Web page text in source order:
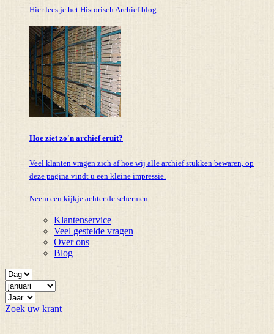
Hier lees je het Historisch Archief blog...
Hoe ziet zo'n archief eruit?
Veel klanten vragen zich af hoe wij alle archief stukken bewaren, op
deze pagina vindt u een kleine impressie.
Neem een kijkje achter de schermen...
Klantenservice
Veel gestelde vragen
Over ons
Blog
Zoek uw krant